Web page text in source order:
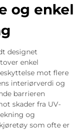
og enkel
designet
enkel
mot flere
interiørverdi og
barrieren
skader fra UV-
og
som ofte er